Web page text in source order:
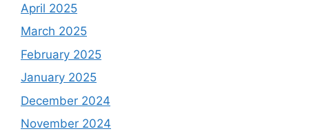
April 2025
March 2025
February 2025
January 2025
December 2024
November 2024